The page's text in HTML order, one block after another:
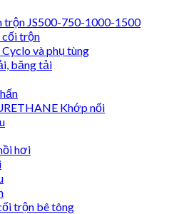
trộn JS500-750-1000-1500
trộn
và phụ tùng
băng tải
Khớp nối
hơi
trộn bê tông